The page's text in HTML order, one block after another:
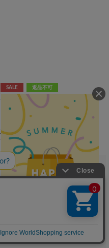
SALE 返品不可
festaria bijou SOPHIA
K18YG モルガナイト・ダイヤモ
ンド リング
¥77,000
¥53,900